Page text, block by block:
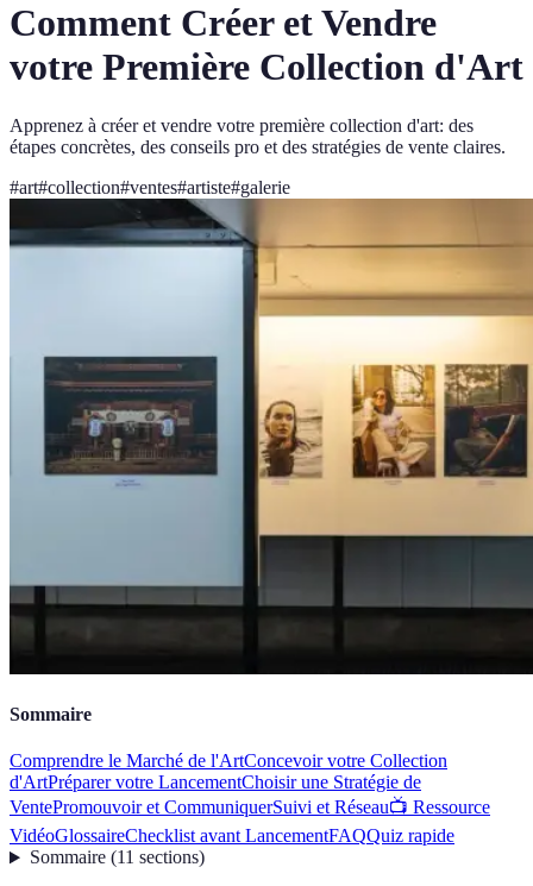
Comment Créer et Vendre
votre Première Collection d'Art
Apprenez à créer et vendre votre première collection d'art: des
étapes concrètes, des conseils pro et des stratégies de vente claires.
#art#collection#ventes#artiste#galerie
Sommaire
Comprendre le Marché de l'ArtConcevoir votre Collection
d'ArtPréparer votre LancementChoisir une Stratégie de
VentePromouvoir et CommuniquerSuivi et Réseau📺 Ressource
VidéoGlossaireChecklist avant LancementFAQQuiz rapide
Sommaire(11 sections)